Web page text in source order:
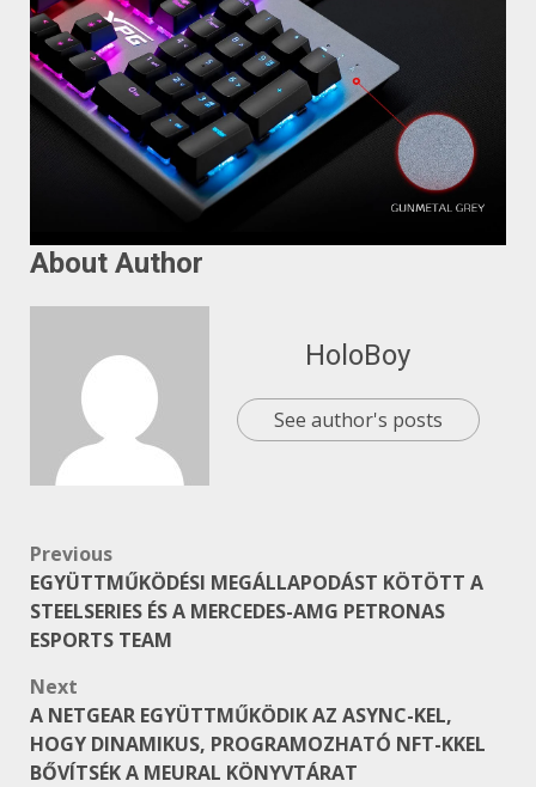
About Author
HoloBoy
See author's posts
Post
navigation
Previous
EGYÜTTMŰKÖDÉSI MEGÁLLAPODÁST KÖTÖTT A
STEELSERIES ÉS A MERCEDES-AMG PETRONAS
ESPORTS TEAM
Next
A NETGEAR EGYÜTTMŰKÖDIK AZ ASYNC-KEL,
HOGY DINAMIKUS, PROGRAMOZHATÓ NFT-KKEL
BŐVÍTSÉK A MEURAL KÖNYVTÁRAT